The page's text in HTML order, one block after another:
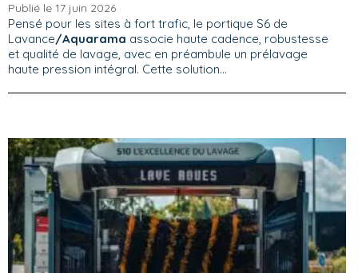
Publié le 17 juin 2026
Pensé pour les sites à fort trafic, le portique S6 de
Lavance/Aquarama associe haute cadence, robustesse
et qualité de lavage, avec en préambule un prélavage
haute pression intégral. Cette solution...